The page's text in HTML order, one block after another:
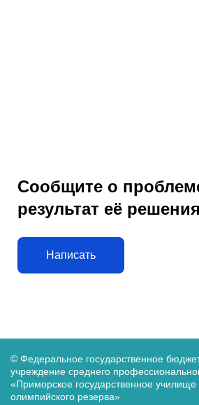
Сообщите о
результат её решения
Написать
© Федеральное государственное
учреждение среднего
«Приморское государственное училище
олимпийского резерва»